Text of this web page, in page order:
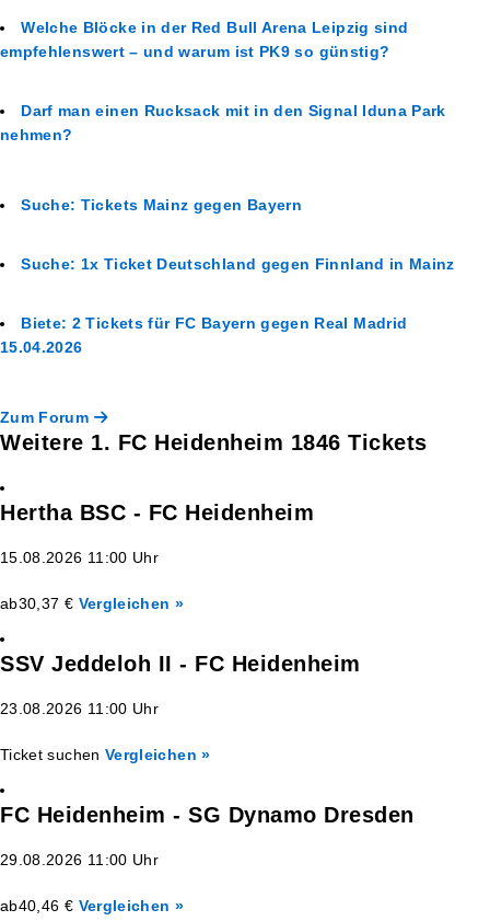
Welche Blöcke in der Red Bull Arena Leipzig sind
empfehlenswert – und warum ist PK9 so günstig?
Darf man einen Rucksack mit in den Signal Iduna Park
nehmen?
Suche: Tickets Mainz gegen Bayern
Suche: 1x Ticket Deutschland gegen Finnland in Mainz
Biete: 2 Tickets für FC Bayern gegen Real Madrid
15.04.2026
Zum Forum
Weitere 1. FC Heidenheim 1846 Tickets
Hertha BSC - FC Heidenheim
15.08.2026 11:00 Uhr
ab30,37 € Vergleichen »
SSV Jeddeloh II - FC Heidenheim
23.08.2026 11:00 Uhr
Ticket suchen Vergleichen »
FC Heidenheim - SG Dynamo Dresden
29.08.2026 11:00 Uhr
ab40,46 € Vergleichen »